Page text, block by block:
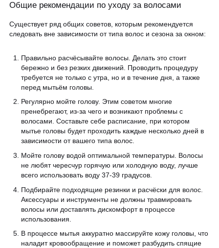
Общие рекомендации по уходу за волосами
Существует ряд общих советов, которым рекомендуется
следовать вне зависимости от типа волос и сезона за окном:
Правильно расчёсывайте волосы. Делать это стоит
бережно и без резких движений. Проводить процедуру
требуется не только с утра, но и в течение дня, а также
перед мытьём головы.
Регулярно мойте голову. Этим советом многие
пренебрегают, из-за чего и возникают проблемы с
волосами. Составьте себе расписание, при котором
мытье головы будет проходить каждые несколько дней в
зависимости от вашего типа волос.
Мойте голову водой оптимальной температуры. Волосы
не любят чересчур горячую или холодную воду, лучше
всего использовать воду 37-39 градусов.
Подбирайте подходящие резинки и расчёски для волос.
Аксессуары и инструменты не должны травмировать
волосы или доставлять дискомфорт в процессе
использования.
В процессе мытья аккуратно массируйте кожу головы, что
наладит кровообращение и поможет разбудить спящие